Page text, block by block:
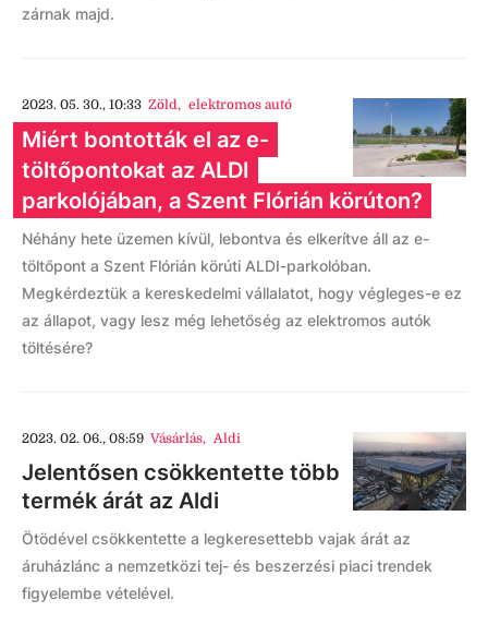
zárnak majd.
2023. 05. 30., 10:33 Zöld, elektromos autó
Miért bontották el az e-
töltőpontokat az ALDI
parkolójában, a Szent Flórián körúton?
Néhány hete üzemen kívül, lebontva és elkerítve áll az e-
töltőpont a Szent Flórián körúti ALDI-parkolóban.
Megkérdeztük a kereskedelmi vállalatot, hogy végleges-e ez
az állapot, vagy lesz még lehetőség az elektromos autók
töltésére?
2023. 02. 06., 08:59 Vásárlás, Aldi
Jelentősen csökkentette több
termék árát az Aldi
Ötödével csökkentette a legkeresettebb vajak árát az
áruházlánc a nemzetközi tej- és beszerzési piaci trendek
figyelembe vételével.